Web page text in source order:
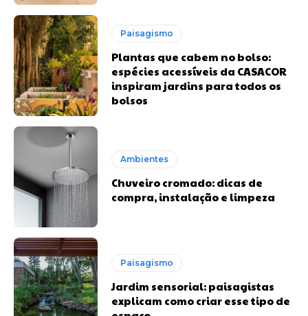
Paisagismo
Plantas que cabem no bolso:
espécies acessíveis da CASACOR
inspiram jardins para todos os
bolsos
Ambientes
Chuveiro cromado: dicas de
compra, instalação e limpeza
Paisagismo
Jardim sensorial: paisagistas
explicam como criar esse tipo de